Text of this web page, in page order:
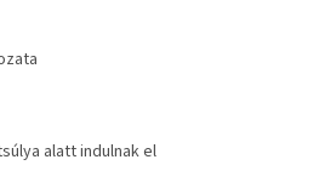
alatt indulnak el